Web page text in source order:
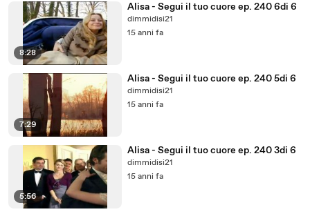
8:28
Alisa - Segui il tuo cuore ep. 240 6di 6
dimmidisi21
15 anni fa
7:29
Alisa - Segui il tuo cuore ep. 240 5di 6
dimmidisi21
15 anni fa
5:56
Alisa - Segui il tuo cuore ep. 240 3di 6
dimmidisi21
15 anni fa